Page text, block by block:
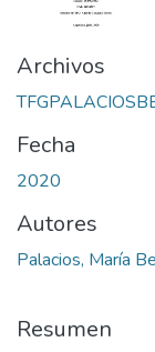
Archivos
Fecha
2020
Autores
Palacios, María
Resumen